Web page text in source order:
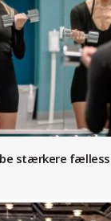
stærkere